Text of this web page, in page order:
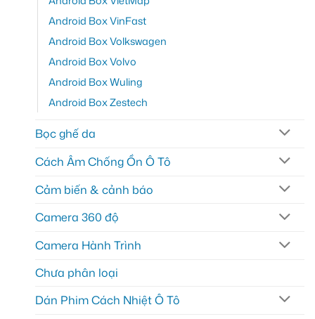
Android Box VinFast
Android Box Volkswagen
Android Box Volvo
Android Box Wuling
Android Box Zestech
Bọc ghế da
Cách Âm Chống Ồn Ô Tô
Cảm biến & cảnh báo
Camera 360 độ
Camera Hành Trình
Chưa phân loại
Dán Phim Cách Nhiệt Ô Tô